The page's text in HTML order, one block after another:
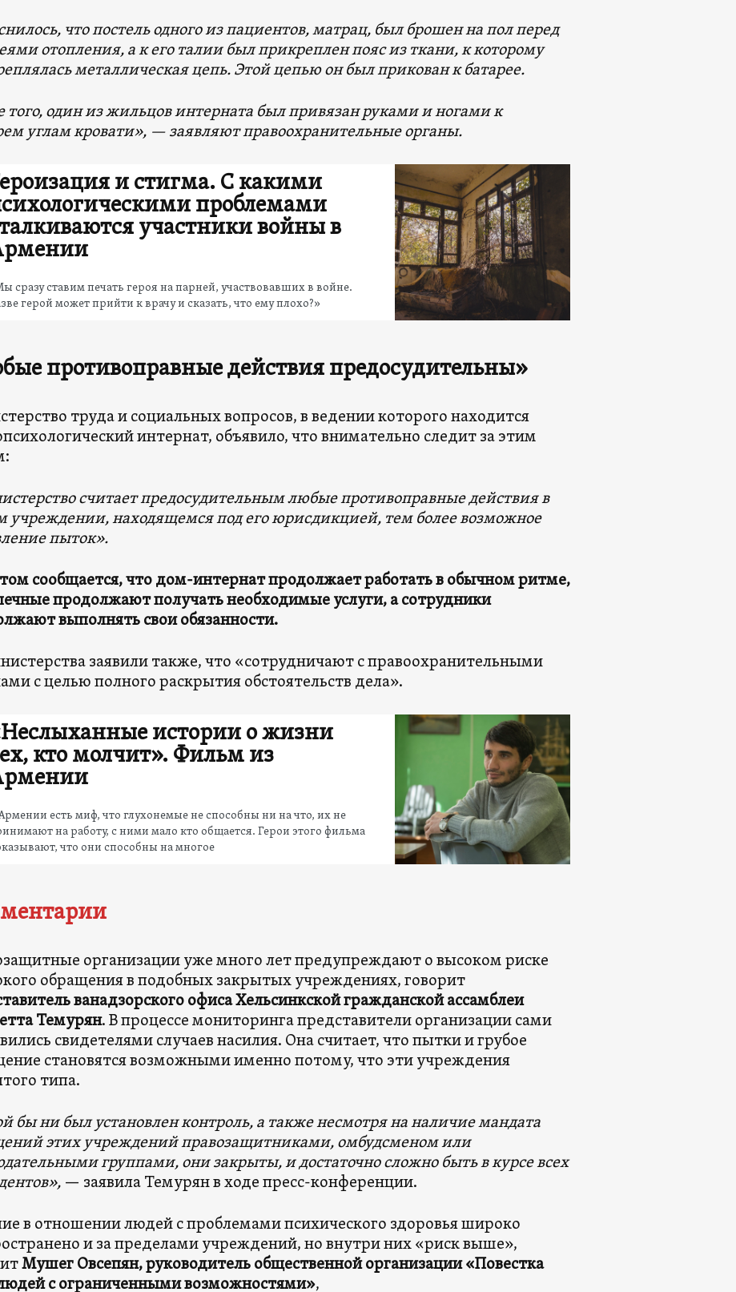
что постель одного из пациентов, матрац, был брошен на пол перед
отопления, а к его талии был прикреплен пояс из ткани, к которому
металлическая цепь. Этой цепью он был прикован к батарее.
того, один из жильцов интерната был привязан руками и ногами к
углам кровати», — заявляют правоохранительные органы.
и стигма. С какими
проблемами
участники войны в
сразу ставим печать героя на парней, участвовавших в войне.
герой может прийти к врачу и сказать, что ему плохо?»
противоправные действияпредосудительны»
труда и социальных вопросов, в ведении которого находится
интернат, объявило, что внимательно следит за этим
считает предосудительным любые противоправные действия в
учреждении, находящемся под его юрисдикцией, тем более возможное
пыток».
сообщается, что дом-интернат продолжает работать в обычном ритме,
продолжают получать необходимые услуги, а сотрудники
выполнять свои обязанности.
заявили также, что «сотрудничают с правоохранительными
с целью полного раскрытия обстоятельств дела».
истории о жизни
кто молчит». Фильм из
есть миф, что глухонемые не способны ни на что, их не
на работу, с ними мало кто общается. Герои этого фильма
что они способны на многое
организации уже много лет предупреждают о высоком риске
обращения в подобных закрытых учреждениях, говорит
ванадзорского офиса Хельсинкской гражданской ассамблеи
Темурян. В процессе мониторинга представители организации сами
свидетелями случаев насилия. Она считает, что пытки и грубое
становятся возможными именно потому, что эти учреждения
типа.
бы ни был установлен контроль, а также несмотря на наличие мандата
этих учрежденийправозащитниками, омбудсменом или
группами, они закрыты, и достаточно сложно быть в курсе всех
— заявила Темурян в ходе пресс-конференции.
в отношении людей с проблемами психического здоровья широко
и за пределами учреждений, но внутри них «риск выше»,
Мушег Овсепян, руководитель общественной организации «Повестка
с ограниченными возможностями»,